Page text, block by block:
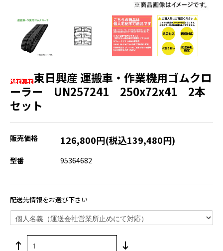
東日興産 運搬車・作業機用ゴムクロ
ーラー UN257241 250x72x41 2本
セット
販売価格 126,800円(税込139,480円)
型番 95364682
配送先情報をお選び下さい